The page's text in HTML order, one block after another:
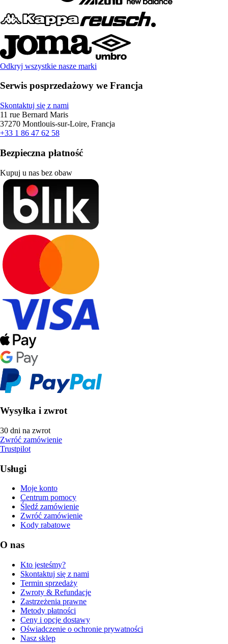
Odkryj wszystkie nasze marki
Serwis posprzedażowy we Francja
Skontaktuj się z nami
11 rue Bernard Maris
37270 Montlouis-sur-Loire, Francja
+33 1 86 47 62 58
Bezpieczna płatność
Kupuj u nas bez obaw
Wysyłka i zwrot
30 dni na zwrot
Zwróć zamówienie
Trustpilot
Usługi
Moje konto
Centrum pomocy
Śledź zamówienie
Zwróć zamówienie
Kody rabatowe
O nas
Kto jesteśmy?
Skontaktuj się z nami
Termin sprzedaży
Zwroty & Refundacje
Zastrzeżenia prawne
Metody płatności
Ceny i opcje dostawy
Oświadczenie o ochronie prywatności
Nasz sklep